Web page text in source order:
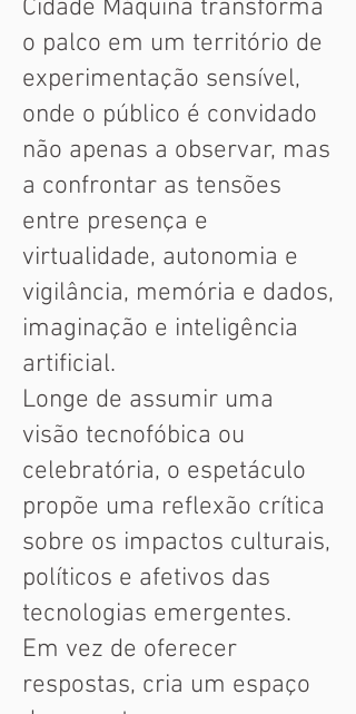
Cidade Máquina transforma
o palco em um território de
experimentação sensível,
onde o público é convidado
não apenas a observar, mas
a confrontar as tensões
entre presença e
virtualidade, autonomia e
vigilância, memória e dados,
imaginação e inteligência
artificial.
Longe de assumir uma
visão tecnofóbica ou
celebratória, o espetáculo
propõe uma reflexão crítica
sobre os impactos culturais,
políticos e afetivos das
tecnologias emergentes.
Em vez de oferecer
respostas, cria um espaço